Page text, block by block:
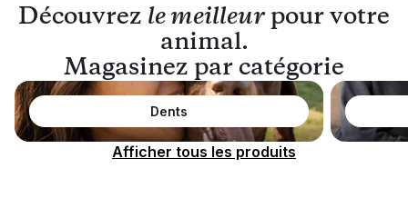
Découvrez le meilleurpour votre
animal.
Magasinez par catégorie
Dents
Afficher tous les produits